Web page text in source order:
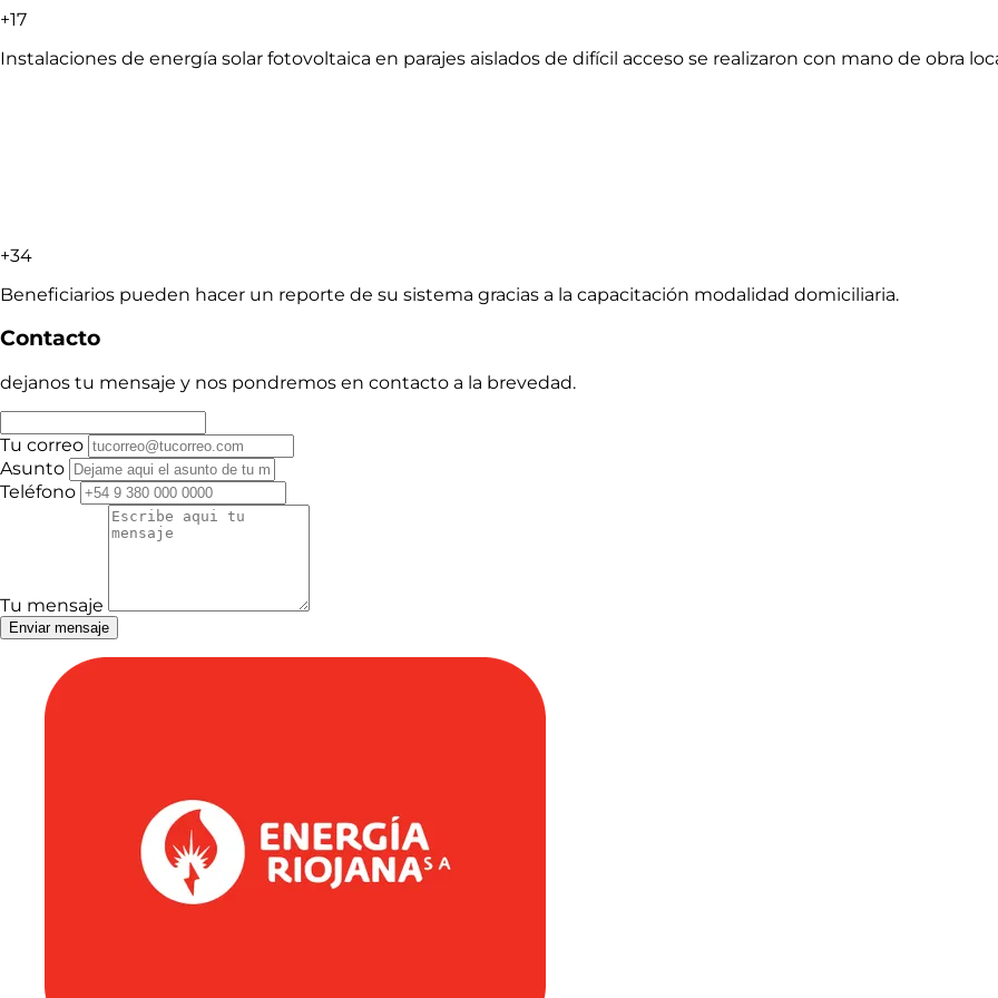
+17
Instalaciones de energía solar fotovoltaica en parajes aislados de difícil acceso se realizaron con mano de obra
+34
Beneficiarios pueden hacer un reporte de su sistema gracias a la capacitación modalidad domiciliaria.
Contacto
dejanos tu mensaje y nos pondremos en contacto a la brevedad.
Tu correo
Asunto
Teléfono
Tu mensaje
Enviar mensaje